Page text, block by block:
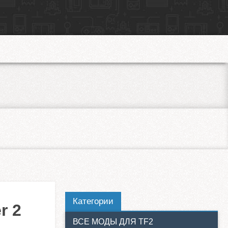
2 Категории
ВСЕ МОДЫ ДЛЯ TF2